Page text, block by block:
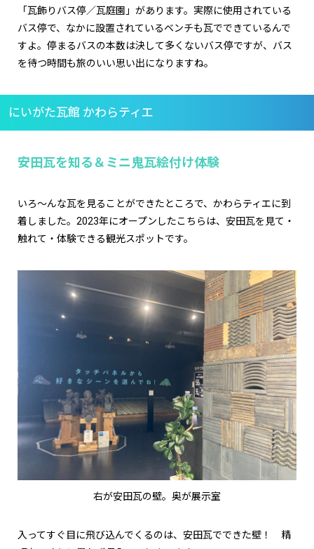
「瓦飾りバス停／瓦庭園」があります。実際に使用されている
バス停で、なかに設置されているベンチも瓦でできているんで
すよ。停まるバスの本数は決して多くないバス停ですが、バス
を待つ時間も旅のいい思い出になりますね。
にいがた瓦館 かわらティエ
安田瓦を知る＆ミニ鬼瓦絵付け体験
いろ〜んな瓦を見ることができたところで、かわらティエに到
着しました。2023年にオープンしたこちらは、安田瓦を見て・
触れて・体験できる観光スポットです。
右が安田瓦の壁。奥が展示室
入ってすぐ目に飛び込んでくるのは、安田瓦でできた壁！ 精